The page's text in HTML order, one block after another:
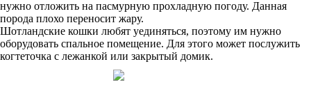
нужно отложить на пасмурную прохладную погоду. Данная
порода плохо переносит жару.
Шотландские кошки любят уединяться, поэтому им нужно
оборудовать спальное помещение. Для этого может послужить
когтеточка с лежанкой или закрытый домик.